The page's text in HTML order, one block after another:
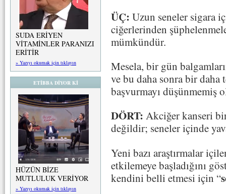
SUDA ERİYEN
VİTAMİNLER PARANIZI
ERİTİR
» Yazıyı okumak için tıklayın
ETİBBA DİYOR Kİ
HÜZÜN BİZE
MUTLULUK VERİYOR
» Yazıyı okumak için tıklayın
ÜÇ: Uzun seneler sigara
ciğerlerinden
mümkündür.
Mesela, bir gün
ve bu daha sonra bir daha
başvurmayı düşünmemiş
DÖRT: Akciğer kanseri
değildir; seneler içinde
Yeni bazı araştırmalar
etkilemeye başladığını
kendini belli etmesi için “